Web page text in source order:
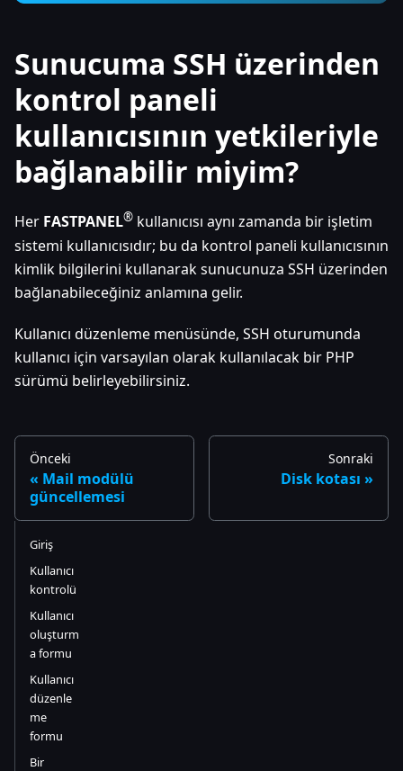
Sunucuma SSH üzerinden
kontrol paneli
kullanıcısının yetkileriyle
bağlanabilir miyim?
Her FASTPANEL® kullanıcısı aynı zamanda bir işletim
sistemi kullanıcısıdır; bu da kontrol paneli kullanıcısının
kimlik bilgilerini kullanarak sunucunuza SSH üzerinden
bağlanabileceğiniz anlamına gelir.
Kullanıcı düzenleme menüsünde, SSH oturumunda
kullanıcı için varsayılan olarak kullanılacak bir PHP
sürümü belirleyebilirsiniz.
Önceki
Mail modülü
güncellemesi
Sonraki
Disk kotası
Giriş
Kullanıcı
kontrolü
Kullanıcı
oluşturm
a formu
Kullanıcı
düzenle
me
formu
Bir